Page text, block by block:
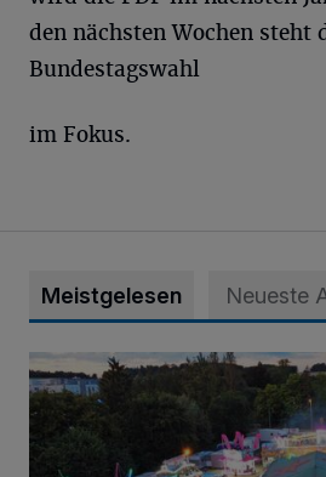
den nächsten Wochen steht
Bundestagswahl
im Fokus.
Meistgelesen Neueste
Vier Tage mit vollem Programm